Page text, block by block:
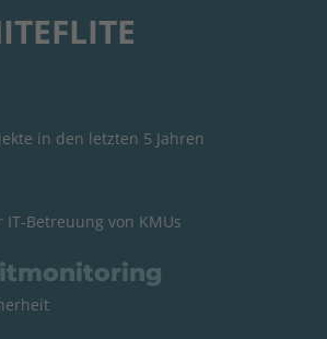
in den letzten 5 Jahren
Betreuung von KMUs